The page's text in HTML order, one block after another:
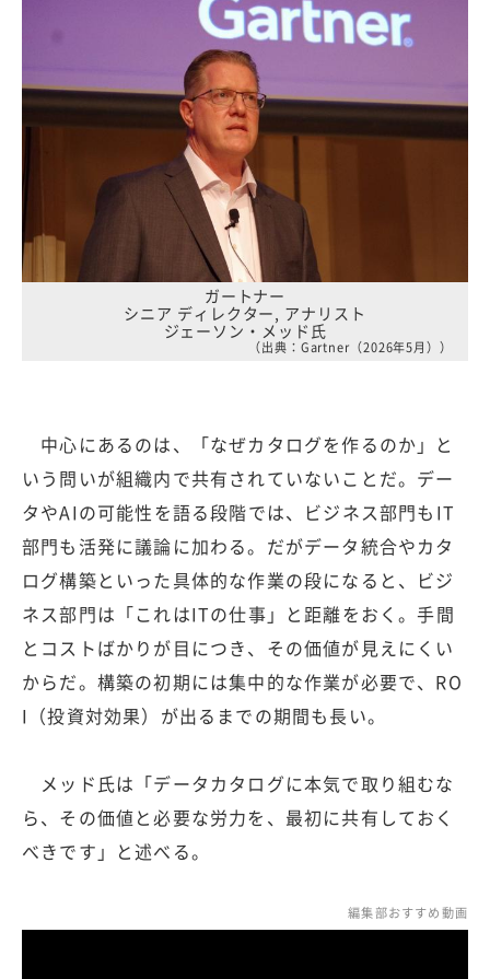
ガートナー
シニア ディレクター, アナリスト
ジェーソン・メッド氏
（出典：Gartner（2026年5月））
中心にあるのは、「なぜカタログを作るのか」と
いう問いが組織内で共有されていないことだ。デー
タやAIの可能性を語る段階では、ビジネス部門もIT
部門も活発に議論に加わる。だがデータ統合やカタ
ログ構築といった具体的な作業の段になると、ビジ
ネス部門は「これはITの仕事」と距離をおく。手間
とコストばかりが目につき、その価値が見えにくい
からだ。構築の初期には集中的な作業が必要で、RO
I（投資対効果）が出るまでの期間も長い。
メッド氏は「データカタログに本気で取り組むな
ら、その価値と必要な労力を、最初に共有しておく
べきです」と述べる。
編集部おすすめ動画